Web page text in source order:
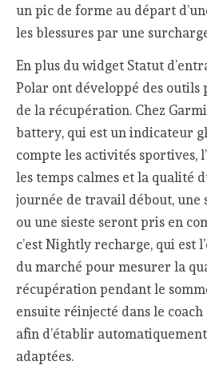
un pic de forme au départ
les blessures par une
En plus du widget Statut
Polar ont développé des
de la récupération. Chez
battery, qui est un indicateur
compte les activités sportives,
les temps calmes et la qualité
journée de travail débout, une
ou une sieste seront pris en
c’est Nightly recharge, qui est
du marché pour mesurer la
récupération pendant le
ensuite réinjecté dans le
afin d’établir
adaptées.